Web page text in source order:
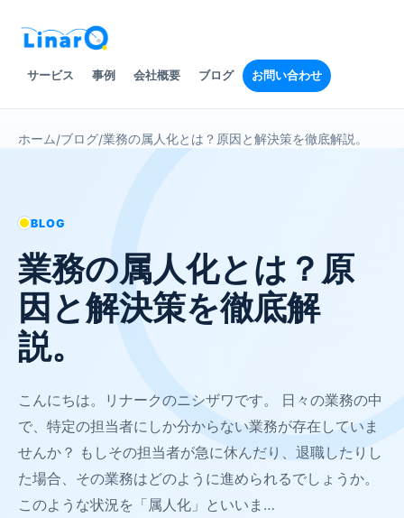
サービス 事例 会社概要 ブログ お問い合わせ
ホーム/ブログ/業務の属人化とは？原因と解決策を徹底解説。
BLOG
業務の属人化とは？原
因と解決策を徹底解
説。
こんにちは。リナークのニシザワです。 日々の業務の中
で、特定の担当者にしか分からない業務が存在していま
せんか？ もしその担当者が急に休んだり、退職したりし
た場合、その業務はどのように進められるでしょうか。
このような状況を「属人化」といいま…